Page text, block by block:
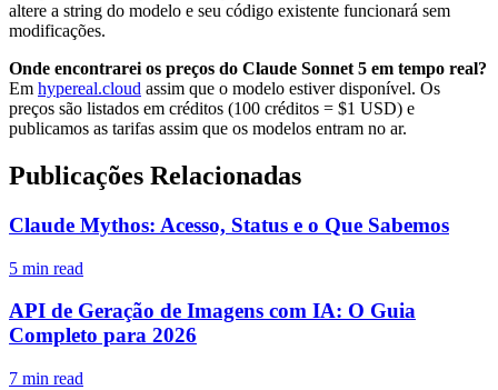
altere a string do modelo e seu código existente funcionará sem
modificações.
Onde encontrarei os preços do Claude Sonnet 5 em tempo real?
Em hypereal.cloud assim que o modelo estiver disponível. Os
preços são listados em créditos (100 créditos = $1 USD) e
publicamos as tarifas assim que os modelos entram no ar.
Publicações Relacionadas
Claude Mythos: Acesso, Status e o Que Sabemos
5 min read
API de Geração de Imagens com IA: O Guia
Completo para 2026
7 min read